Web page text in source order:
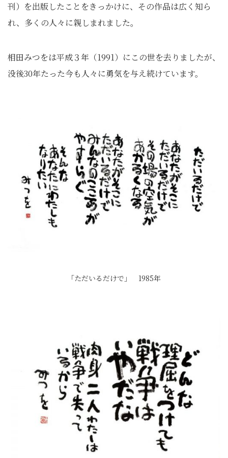
刊）を出版したことをきっかけに、その作品は広く知ら
れ、多くの人々に親しまれました。
相田みつをは平成３年（1991）にこの世を去りましたが、
没後30年たった今も人々に勇気を与え続けています。
「ただいるだけで」 1985年